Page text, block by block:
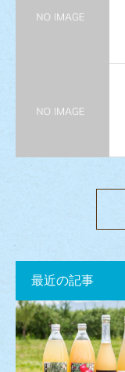
最近の記事